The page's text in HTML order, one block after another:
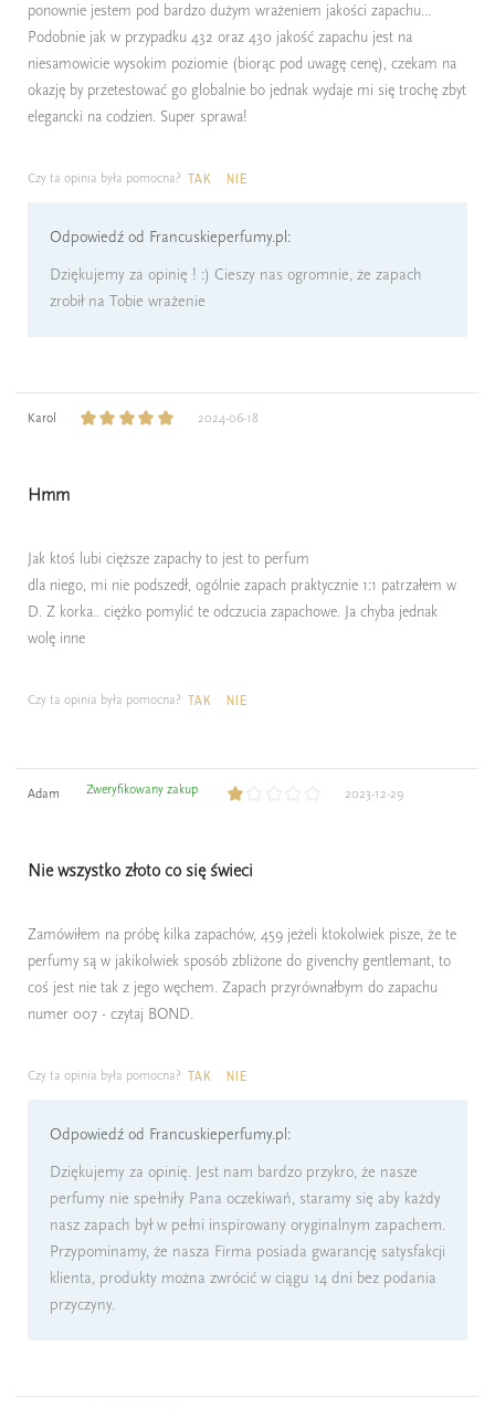
ponownie jestem pod bardzo dużym wrażeniem jakości zapachu...
Podobnie jak w przypadku 432 oraz 430 jakość zapachu jest na
niesamowicie wysokim poziomie (biorąc pod uwagę cenę), czekam na
okazję by przetestować go globalnie bo jednak wydaje mi się trochę zbyt
elegancki na codzien. Super sprawa!
Czy ta opinia była pomocna? TAK NIE
Odpowiedź od Francuskieperfumy.pl:
Dziękujemy za opinię ! :) Cieszy nas ogromnie, że zapach
zrobił na Tobie wrażenie
Karol 2024-06-18
Hmm
Jak ktoś lubi cięższe zapachy to jest to perfum
dla niego, mi nie podszedł, ogólnie zapach praktycznie 1:1 patrzałem w
D. Z korka.. ciężko pomylić te odczucia zapachowe. Ja chyba jednak
wolę inne
Czy ta opinia była pomocna? TAK NIE
Adam Zweryfikowany zakup 2023-12-29
Nie wszystko złoto co się świeci
Zamówiłem na próbę kilka zapachów, 459 jeżeli ktokolwiek pisze, że te
perfumy są w jakikolwiek sposób zbliżone do givenchy gentlemant, to
coś jest nie tak z jego węchem. Zapach przyrównałbym do zapachu
numer 007 - czytaj BOND.
Czy ta opinia była pomocna? TAK NIE
Odpowiedź od Francuskieperfumy.pl:
Dziękujemy za opinię. Jest nam bardzo przykro, że nasze
perfumy nie spełniły Pana oczekiwań, staramy się aby każdy
nasz zapach był w pełni inspirowany oryginalnym zapachem.
Przypominamy, że nasza Firma posiada gwarancję satysfakcji
klienta, produkty można zwrócić w ciągu 14 dni bez podania
przyczyny.